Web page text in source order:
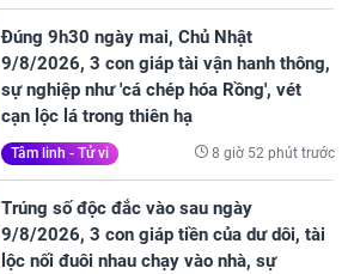
Đúng 9h30 ngày mai, Chủ Nhật
9/8/2026, 3 con giáp tài vận hanh thông,
sự nghiệp như 'cá chép hóa Rồng', vét
cạn lộc lá trong thiên hạ
Tâm linh - Tử vi 8 giờ 52 phút trước
Trúng số độc đắc vào sau ngày
9/8/2026, 3 con giáp tiền của dư dôi, tài
lộc nối đuôi nhau chạy vào nhà, sự